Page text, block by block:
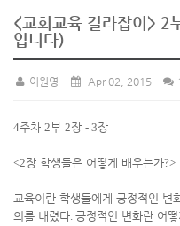
<교회교육 길라잡이> 2
입니다)
이원영 Apr 02, 2015
4주차 2부 2장 - 3장
<2장 학생들은 어떻게 배우는가?>
교육이란 학생들에게 긍정적인 변
의를 내렸다. 긍정적인 변화란 어